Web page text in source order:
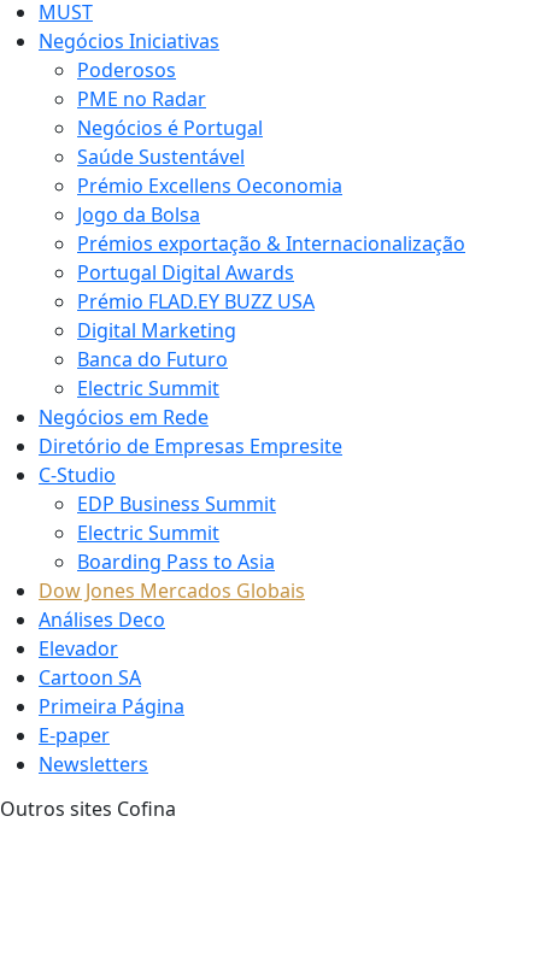
MUST
Negócios Iniciativas
Poderosos
PME no Radar
Negócios é Portugal
Saúde Sustentável
Prémio Excellens Oeconomia
Jogo da Bolsa
Prémios exportação & Internacionalização
Portugal Digital Awards
Prémio FLAD.EY BUZZ USA
Digital Marketing
Banca do Futuro
Electric Summit
Negócios em Rede
Diretório de Empresas Empresite
C-Studio
EDP Business Summit
Electric Summit
Boarding Pass to Asia
Dow Jones Mercados Globais
Análises Deco
Elevador
Cartoon SA
Primeira Página
E-paper
Newsletters
Outros sites Cofina